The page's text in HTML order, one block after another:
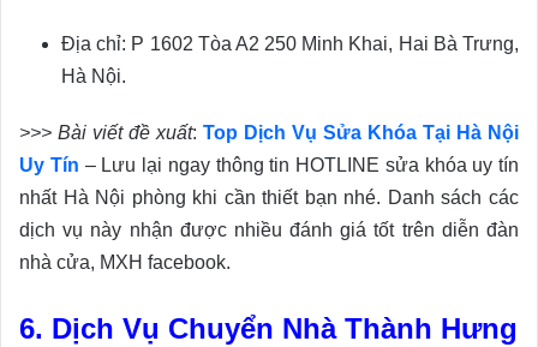
Địa chỉ: P 1602 Tòa A2 250 Minh Khai, Hai Bà Trưng,
Hà Nội.
>>> Bài viết đề xuất: Top Dịch Vụ Sửa Khóa Tại Hà Nội
Uy Tín – Lưu lại ngay thông tin HOTLINE sửa khóa uy tín
nhất Hà Nội phòng khi cần thiết bạn nhé. Danh sách các
dịch vụ này nhận được nhiều đánh giá tốt trên diễn đàn
nhà cửa, MXH facebook.
6. Dịch Vụ Chuyển Nhà Thành Hưng